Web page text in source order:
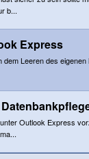
b...
Express
Leeren des
Outlook Express